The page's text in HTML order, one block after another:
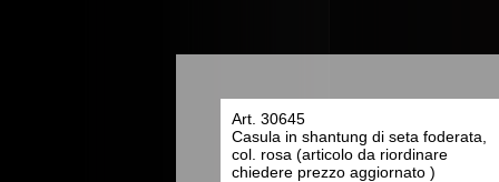
Art. 30645
Casula in shantung di seta foderata,
col. rosa (articolo da riordinare
chiedere prezzo aggiornato )